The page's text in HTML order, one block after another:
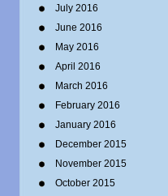
July 2016
June 2016
May 2016
April 2016
March 2016
February 2016
January 2016
December 2015
November 2015
October 2015